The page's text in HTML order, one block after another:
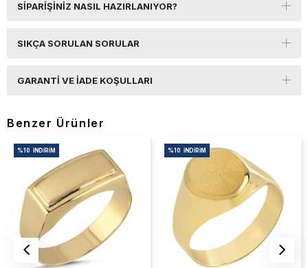
SIPARIŞINIZ NASIL HAZIRLANIYOR?
SIKÇA SORULAN SORULAR
GARANTI VE İADE KOŞULLARI
Benzer Ürünler
%10 İNDIRIM %10 İNDIRIM